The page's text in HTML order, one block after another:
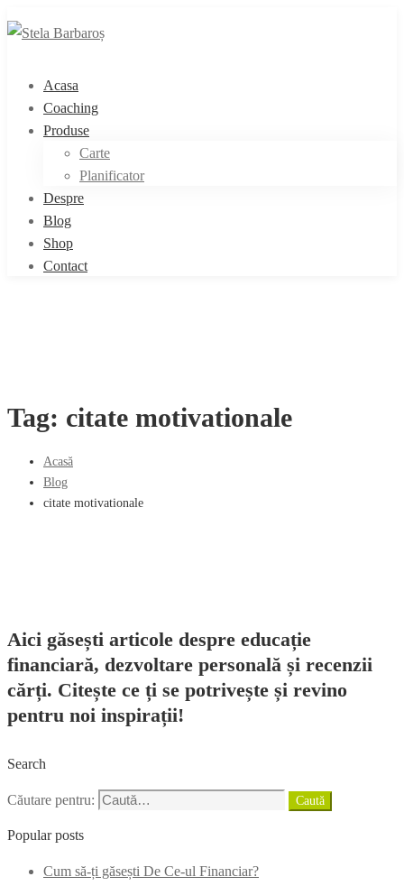
Acasa
Coaching
Produse
Carte
Planificator
Despre
Blog
Shop
Contact
Tag: citate motivationale
Acasă
Blog
citate motivationale
Aici găsești articole despre educație
financiară, dezvoltare personală și recenzii
cărți. Citește ce ți se potrivește și revino
pentru noi inspirații!
Search
Căutare pentru: Caută
Popular posts
Cum să-ți găsești De Ce-ul Financiar?